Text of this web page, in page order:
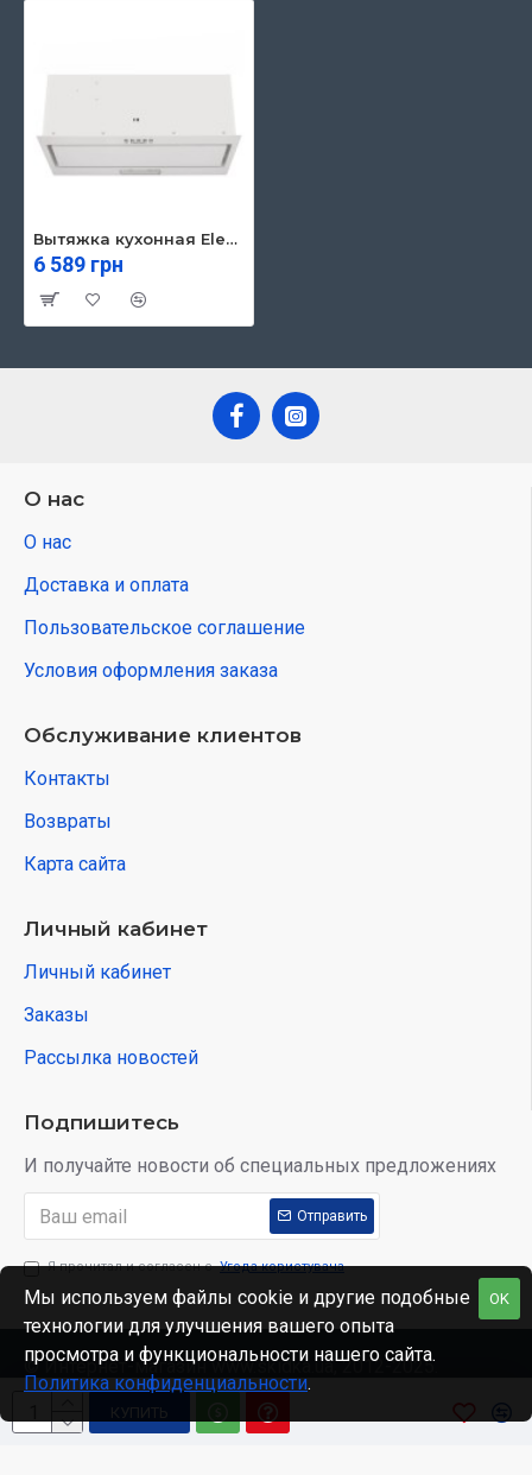
КУПИТЬ
Вытяжка кухонная Eleyus URBAN 700 LED 52 WH
6 589 грн
О нас
О нас
Доставка и оплата
Пользовательское соглашение
Условия оформления заказа
Обслуживание клиентов
Контакты
Возвраты
Карта сайта
Личный кабинет
Личный кабинет
Заказы
Рассылка новостей
Подпишитесь
И получайте новости об специальных предложениях
Отправить
Я прочитал и согласен с Угода користувача
© Интернет-магазин www.skidka.ua, 2012-2025.
OK
Мы используем файлы cookie и другие подобные
технологии для улучшения вашего опыта
просмотра и функциональности нашего сайта.
Политика конфиденциальности.